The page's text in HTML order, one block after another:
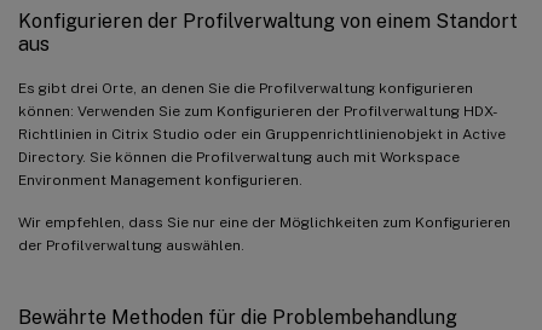
Konfigurieren der Profilverwaltung von einem Standort
aus
Es gibt drei Orte, an denen Sie die Profilverwaltung konfigurieren
können: Verwenden Sie zum Konfigurieren der Profilverwaltung HDX-
Richtlinien in Citrix Studio oder ein Gruppenrichtlinienobjekt in Active
Directory. Sie können die Profilverwaltung auch mit Workspace
Environment Management konfigurieren.
Wir empfehlen, dass Sie nur eine der Möglichkeiten zum Konfigurieren
der Profilverwaltung auswählen.
Bewährte Methoden für die Problembehandlung